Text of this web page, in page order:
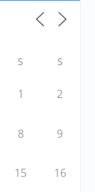
S S
1 2
8 9
15 16